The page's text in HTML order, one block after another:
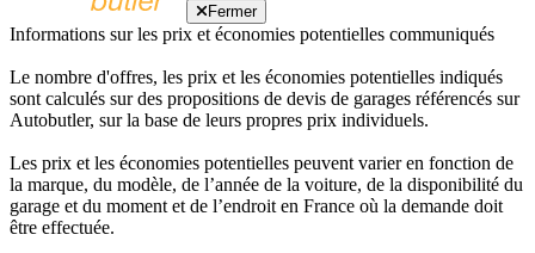
Fermer
Informations sur les prix et économies potentielles communiqués
Le nombre d'offres, les prix et les économies potentielles indiqués
sont calculés sur des propositions de devis de garages référencés sur
Autobutler, sur la base de leurs propres prix individuels.
Les prix et les économies potentielles peuvent varier en fonction de
la marque, du modèle, de l’année de la voiture, de la disponibilité du
garage et du moment et de l’endroit en France où la demande doit
être effectuée.